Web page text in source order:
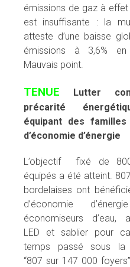
émissions de gaz à
est insuffisante : la
atteste d’une baisse
émissions à 3,6%
Mauvais point.
TENUE Lutter
précarité
équipant des
d’économie d’énergie
L’objectif fixé de
équipés a été atteint.
bordelaises ont
d’économie
économiseurs d’eau,
LED et sablier pour
temps passé sous la
“807 sur 147 000